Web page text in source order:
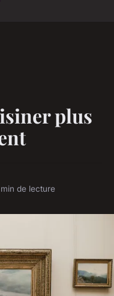
plus
de lecture